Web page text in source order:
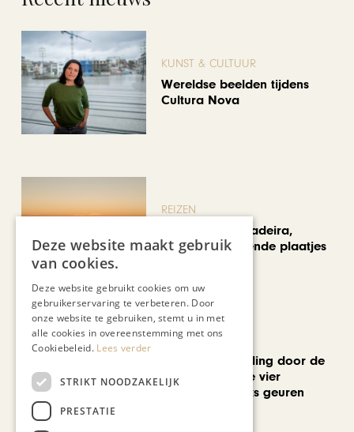
KUNST & CULTUUR
Wereldse beelden tijdens
Cultura Nova
REIZEN
Een week op Madeira,
voorbij de bekende plaatjes
MODE & BEAUTY
Een geurwandeling door de
Stokstraat: onze vier
favoriete uniseks geuren
Deze website maakt gebruik
van cookies.
Deze website gebruikt cookies om uw
gebruikerservaring te verbeteren. Door
onze website te gebruiken, stemt u in met
alle cookies in overeenstemming met ons
Cookiebeleid. Lees verder
STRIKT NOODZAKELIJK
PRESTATIE